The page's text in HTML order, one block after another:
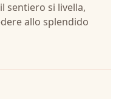
sentiero si livella,
allo splendido